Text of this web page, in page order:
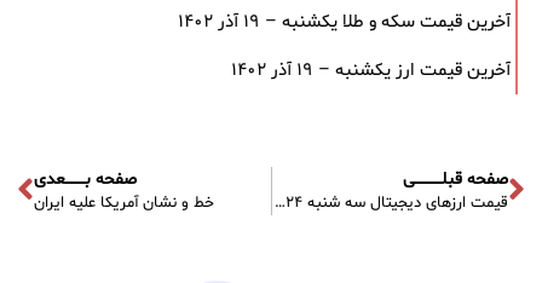
آخرین قیمت سکه و طلا یکشنبه – ۱۹ آذر ۱۴۰۲
آخرین قیمت ارز یکشنبه – ۱۹ آذر ۱۴۰۲
صفحه قبلـــــــــــی
قیمت ارز‌های دیجیتال سه شنبه ۲۴ آبان ۱۴۰۱
صفحه بــــــــعدی
خط و نشان آمریکا علیه ایران